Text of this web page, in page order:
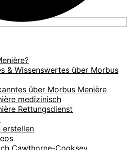
& Wissenswertes über Morbus
über Morbus Menière
medizinisch
Rettungsdienst